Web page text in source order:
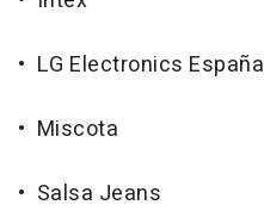
• LG Electronics España
• Miscota
• Salsa Jeans